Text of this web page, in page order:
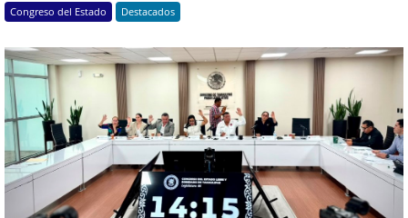
Congreso del Estado Destacados